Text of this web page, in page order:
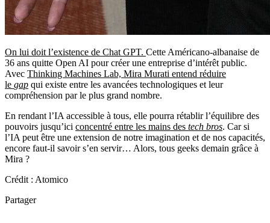
On lui doit l’existence de Chat GPT. Cette Américano-albanaise de
36 ans quitte Open AI pour créer une entreprise d’intérêt public.
Avec Thinking Machines Lab, Mira Murati entend réduire
le gap qui existe entre les avancées technologiques et leur
compréhension par le plus grand nombre.
En rendant l’IA accessible à tous, elle pourra rétablir l’équilibre des
pouvoirs jusqu’ici concentré entre les mains des tech bros. Car si
l’IA peut être une extension de notre imagination et de nos capacités,
encore faut-il savoir s’en servir… Alors, tous geeks demain grâce à
Mira ?
Crédit : Atomico
Partager